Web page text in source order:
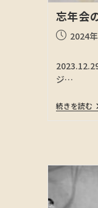
忘年会
2024
ジ…
続きを読む